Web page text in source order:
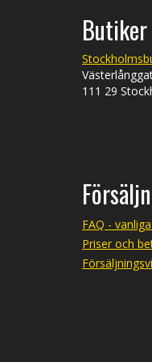
111 29
FAQ -
Priser och